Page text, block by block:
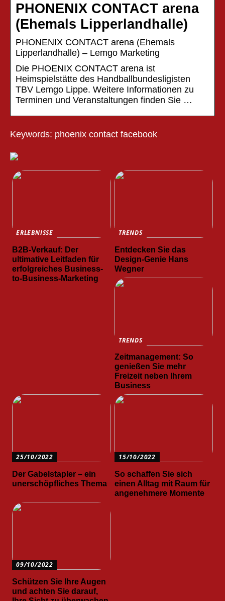
PHONENIX CONTACT arena
(Ehemals Lipperlandhalle)
PHONENIX CONTACT arena (Ehemals
Lipperlandhalle) – Lemgo Marketing
Die PHOENIX CONTACT arena ist
Heimspielstätte des Handballbundesligisten
TBV Lemgo Lippe. Weitere Informationen zu
Terminen und Veranstaltungen finden Sie …
Keywords: phoenix contact facebook
ERLEBNISSE
B2B-Verkauf: Der
ultimative Leitfaden für
erfolgreiches Business-
to-Business-Marketing
TRENDS
Entdecken Sie das
Design-Genie Hans
Wegner
TRENDS
Zeitmanagement: So
genießen Sie mehr
Freizeit neben Ihrem
Business
25/10/2022
Der Gabelstapler – ein
unerschöpfliches Thema
15/10/2022
So schaffen Sie sich
einen Alltag mit Raum für
angenehmere Momente
09/10/2022
Schützen Sie Ihre Augen
und achten Sie darauf,